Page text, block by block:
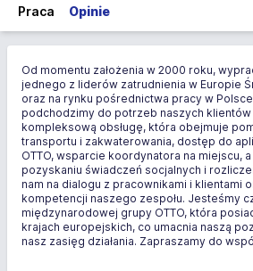
Praca Opinie
Od momentu założenia w 2000 roku,
jednego z liderów zatrudnienia w Europie
oraz na rynku pośrednictwa pracy w
podchodzimy do potrzeb naszych
kompleksową obsługę, która obejmuje
transportu i zakwaterowania, dostęp do
OTTO, wsparcie koordynatora na miejscu,
pozyskaniu świadczeń socjalnych i
nam na dialogu z pracownikami i klientami
kompetencji naszego zespołu. Jesteśmy
międzynarodowej grupy OTTO, która
krajach europejskich, co umacnia naszą
nasz zasięg działania. Zapraszamy do